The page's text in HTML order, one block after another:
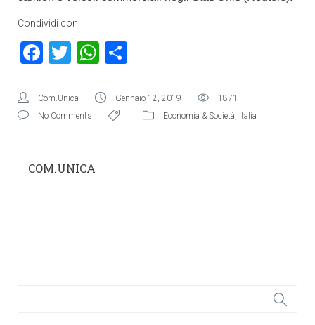
Condividi con
Facebook
TwitterWhatsApp
Com.Unica Gennaio 12, 2019
1871
No Comments
Economia & Società, Italia
COM.UNICA